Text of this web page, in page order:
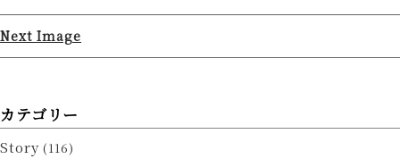
Next Image
カテゴリー
Story (116)